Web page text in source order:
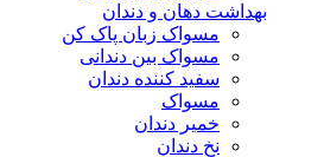
بهداشت دهان و دندان
مسواک زبان پاک کن
مسواک بین دندانی
سفید کننده دندان
مسواک
خمیر دندان
نخ دندان